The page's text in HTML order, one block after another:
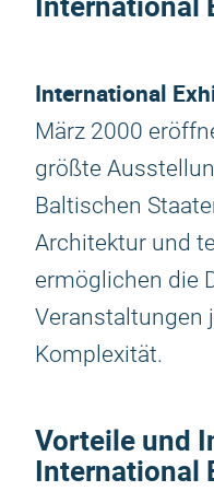
International
März 2000
größte
Baltischen
Architektur und
ermöglichen die
Veranstaltungen
Komplexität.
Vorteile und
International